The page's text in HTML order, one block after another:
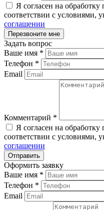
Я согласен на
соответствии с условиями,
соглашении
Задать вопрос
Ваше имя *
Телефон *
Email
Комментарий *
Я согласен на
соответствии с условиями,
соглашении
Оформить заявку
Ваше имя *
Телефон *
Email